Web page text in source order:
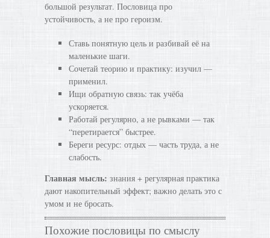
большой результат. Пословица про
устойчивость, а не про героизм.
Ставь понятную цель и разбивай её на
маленькие шаги.
Сочетай теорию и практику: изучил —
применил.
Ищи обратную связь: так учёба
ускоряется.
Работай регулярно, а не рывками — так
“перетирается” быстрее.
Береги ресурс: отдых — часть труда, а не
слабость.
Главная мысль: знания + регулярная практика
дают накопительный эффект; важно делать это с
умом и не бросать.
Похожие пословицы по смыслу